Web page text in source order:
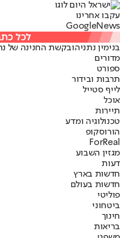
עקבו אחרינו
Googl eNews
בנימין נתניהובקשת החנינה של
מדורים
ספורט
תרבות ובידור
לייף סטייל
אוכל
תיירות
טכנולוגיה ומדע
הורוסקופ
ForReal
מגזין השבוע
דעות
חדשות בארץ
חדשות בעולם
פוליטי
ביטחוני
חינוך
בריאות